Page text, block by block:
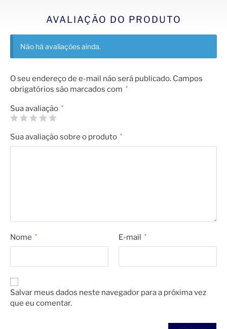
AVALIAÇÃO DO PRODUTO
Não há avaliações ainda.
O seu endereço de e-mail não será publicado. Campos
obrigatórios são marcados com *
Sua avaliação *
Sua avaliação sobre o produto *
Nome * E-mail *
Salvar meus dados neste navegador para a próxima vez
que eu comentar.